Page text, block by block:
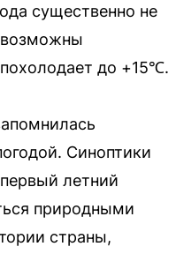
существенно не
до +15℃.
Синоптики
летний
природными
страны,